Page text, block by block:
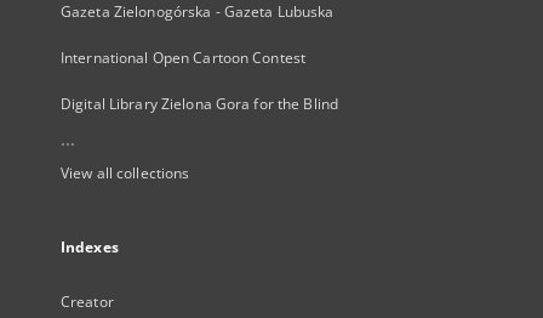
Gazeta Zielonogórska - Gazeta Lubuska
International Open Cartoon Contest
Digital Library Zielona Gora for the Blind
...
View all collections
Indexes
Creator